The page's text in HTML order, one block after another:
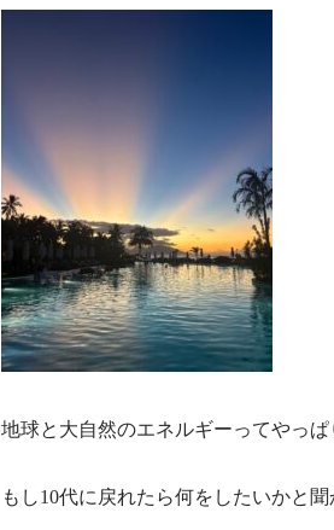
地球と大自然のエネルギーってやっぱ
もし10代に戻れたら何をしたいかと